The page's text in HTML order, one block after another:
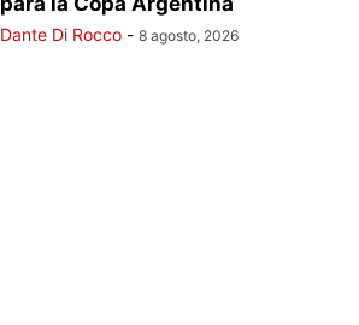
Dante Di Rocco - 8 agosto, 2026